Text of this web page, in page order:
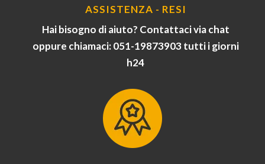
ASSISTENZA - RESI
Hai bisogno di aiuto? Contattaci via chat
oppure chiamaci: 051-19873903 tutti i giorni
h24